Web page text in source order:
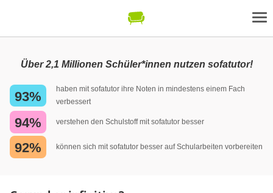
Über 2,1 Millionen Schüler*innen nutzen sofatutor!
93%
haben mit sofatutor ihre Noten in mindestens einem Fach
verbessert
94% verstehen den Schulstoff mit sofatutor besser
92% können sich mit sofatutor besser auf Schularbeiten vorbereiten